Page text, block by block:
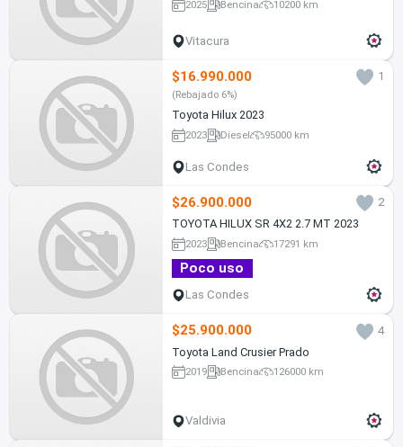
2025 Bencina 10200 km
Vitacura
$16.990.000 1
(Rebajado 6%)
Toyota Hilux 2023
2023 Diesel 95000 km
Las Condes
$26.900.000
2
TOYOTA HILUX SR 4X2 2.7 MT 2023
2023 Bencina 17291 km
Poco uso
Las Condes
$25.900.000
4
Toyota Land Crusier Prado
2019 Bencina 126000 km
Valdivia